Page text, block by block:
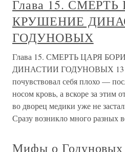
Глава 15.
КРУШЕНИЕ
ГОДУНОВЫХ
Глава 15. СМЕРТЬ ЦАРЯ
ДИНАСТИИ ГОДУНОВЫХ 13
почувствовал себя плохо —
носом кровь, а вскоре за этим
во дворец медики уже не
Сразу возникло много разных
Мифы о Годуновых